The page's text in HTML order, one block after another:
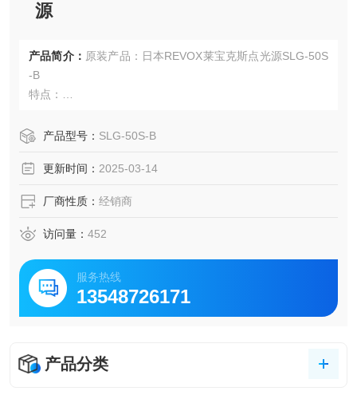
源
产品简介： 原装产品：日本REVOX莱宝克斯点光源SLG-50S
-B
特点：
不同的应用需求选择合适的颜色。
特性，只包含可见光，不包含红外线和紫外线。
超长寿命，可有效降低使用成本。
产品型号： SLG-50S-B
更新时间： 2025-03-14
厂商性质： 经销商
访问量： 452
服务热线
13548726171
产品分类